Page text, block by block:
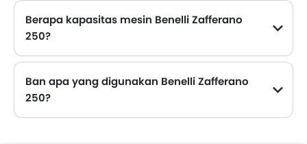
Berapa kapasitas mesin Benelli Zafferano
250?
Ban apa yang digunakan Benelli Zafferano
250?